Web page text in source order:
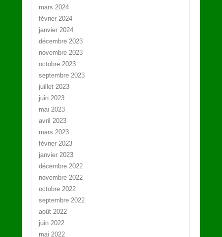
mars 2024
février 2024
janvier 2024
décembre 2023
novembre 2023
octobre 2023
septembre 2023
juillet 2023
juin 2023
mai 2023
avril 2023
mars 2023
février 2023
janvier 2023
décembre 2022
novembre 2022
octobre 2022
septembre 2022
août 2022
juin 2022
mai 2022